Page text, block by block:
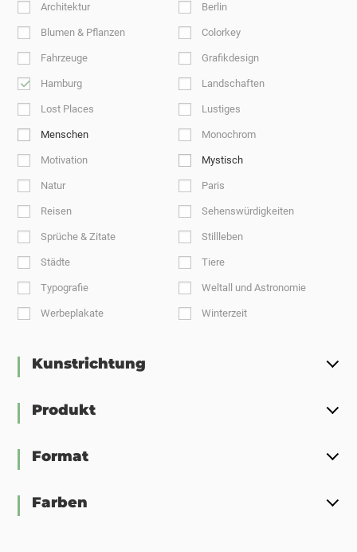
Architektur Berlin
Blumen & Pflanzen Colorkey
Fahrzeuge Grafikdesign
Hamburg Landschaften
Lost Places Lustiges
Menschen Monochrom
Motivation Mystisch
Natur Paris
Reisen Sehenswürdigkeiten
Sprüche & Zitate Stillleben
Städte Tiere
Typografie Weltall und Astronomie
Werbeplakate Winterzeit
Kunstrichtung
Produkt
Format
Farben